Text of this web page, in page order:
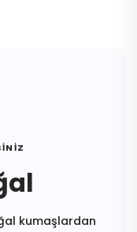
kumaşlardan